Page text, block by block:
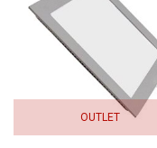
OUTLET